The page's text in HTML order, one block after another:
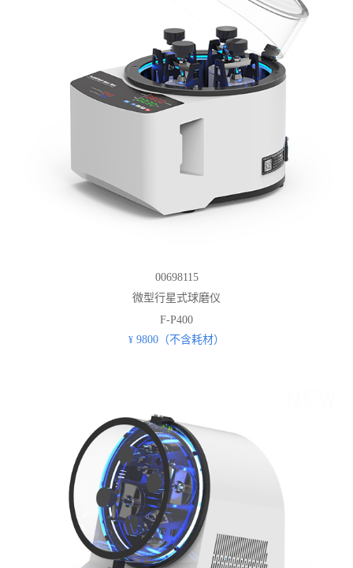
00698115
微型行星式球磨仪
F-P400
¥ 9800（不含耗材）